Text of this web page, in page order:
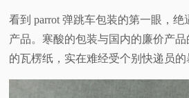
看到 parrot 弹跳车包装的第一眼，
产品。寒酸的包装与国内的廉价产
的瓦楞纸，实在难经受个别快递员的